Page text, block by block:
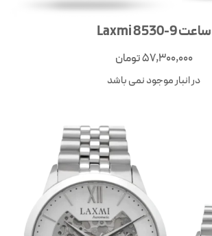
ساعت Laxmi 8530-9
57,300,000تومان
در انبار موجود نمی باشد